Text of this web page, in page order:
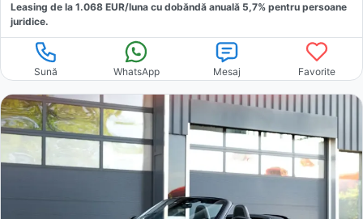
Leasing de la 1.068 EUR/luna cu dobăndă anuală 5,7% pentru persoane
juridice.
Sună WhatsApp Mesaj Favorite